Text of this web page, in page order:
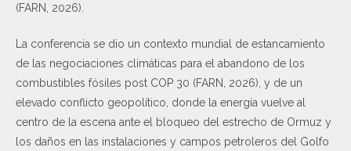
(FARN, 2026).
La conferencia se dio un contexto mundial de estancamiento
de las negociaciones climáticas para el abandono de los
combustibles fósiles post COP 30 (FARN, 2026), y de un
elevado conflicto geopolítico, donde la energía vuelve al
centro de la escena ante el bloqueo del estrecho de Ormuz y
los daños en las instalaciones y campos petroleros del Golfo